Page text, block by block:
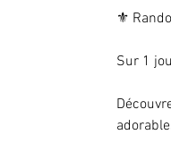
⚜️
Sur 1